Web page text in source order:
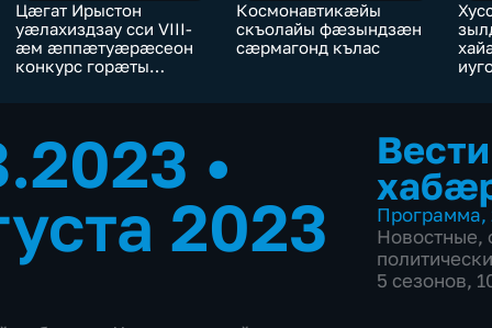
Цæгат Ирыстон
уæлахиздзау сси VIII-
æм æппæтуæрæсеон
конкурс горæты
Космонавтикæйы
скъолайы фæзындзæн
сæрмагонд кълас
•
2023
Программа,
Новостные,
5 сезонов,